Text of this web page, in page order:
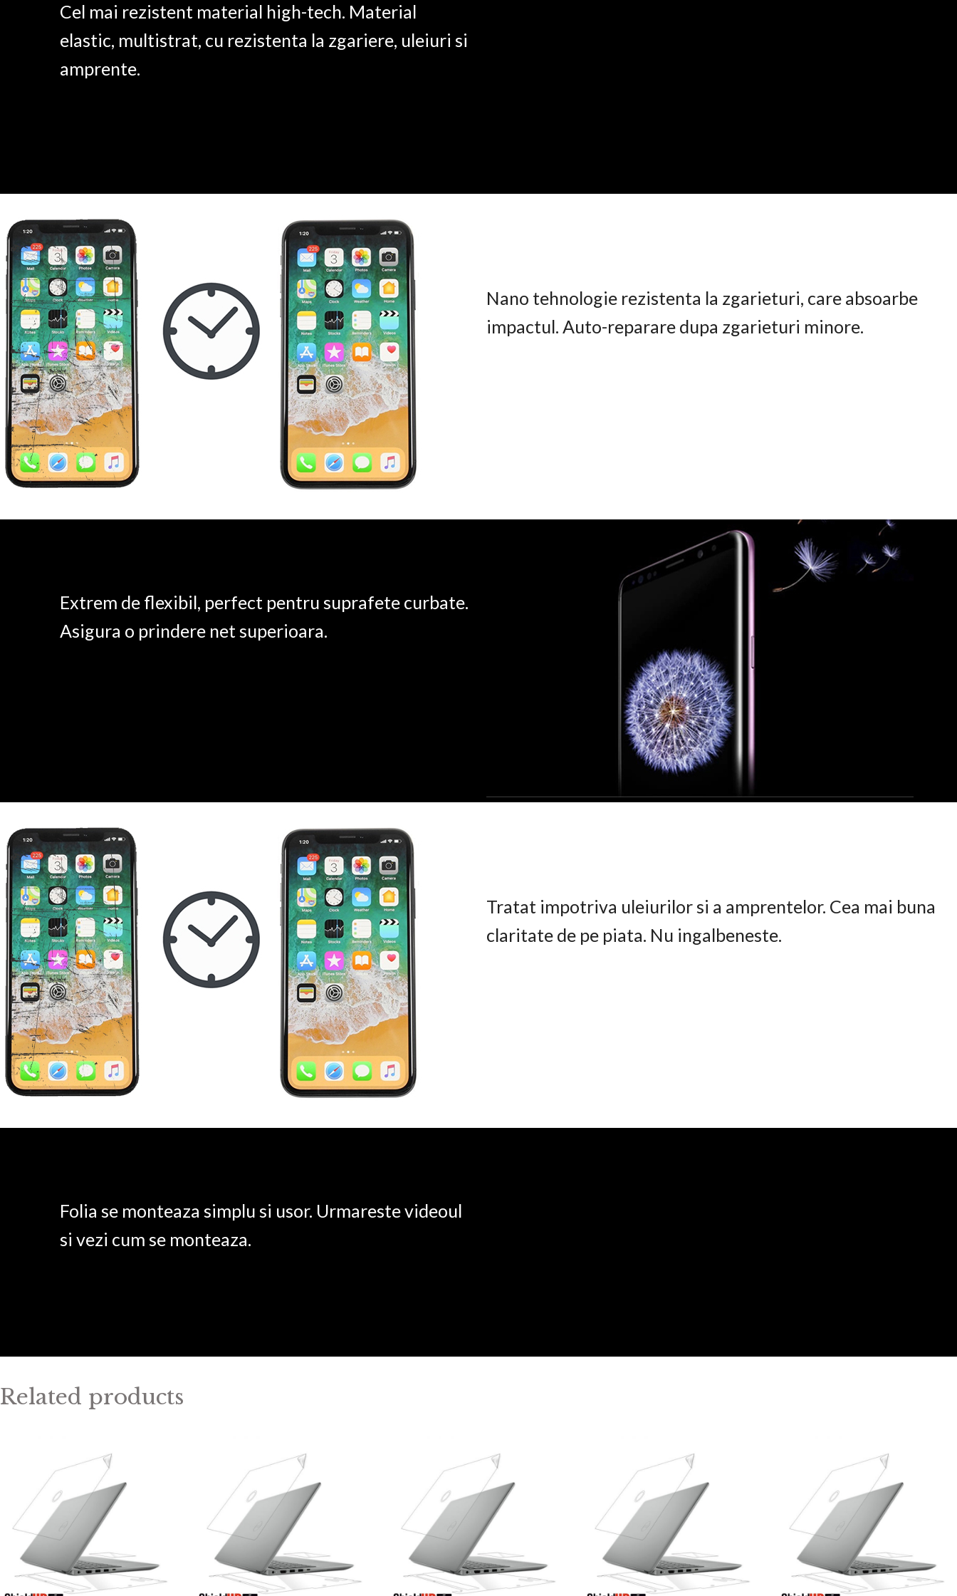
Cel mai rezistent material high-tech. Material
elastic, multistrat, cu rezistenta la zgariere, uleiuri si
amprente.
Nano tehnologie rezistenta la zgarieturi, care absoarbe
impactul. Auto-reparare dupa zgarieturi minore.
Extrem de flexibil, perfect pentru suprafete curbate.
Asigura o prindere net superioara.
Tratat impotriva uleiurilor si a amprentelor. Cea mai buna
claritate de pe piata. Nu ingalbeneste.
Folia se monteaza simplu si usor. Urmareste videoul
si vezi cum se monteaza.
Related products